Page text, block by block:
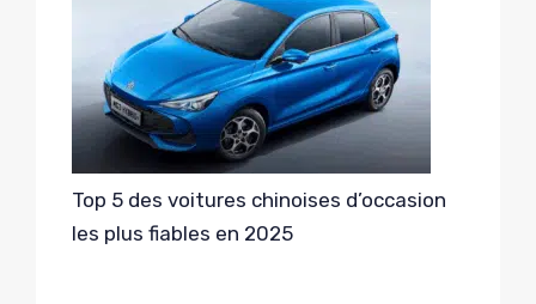
Top 5 des voitures chinoises d’occasion
les plus fiables en 2025